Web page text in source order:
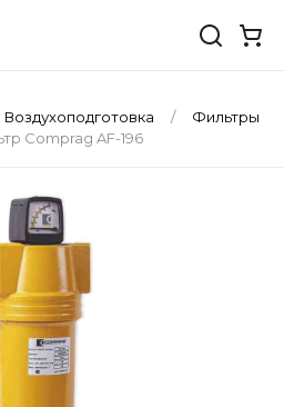
Воздухоподготовка
Фильтры
Comprag AF-196